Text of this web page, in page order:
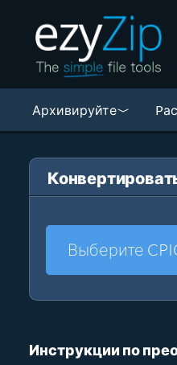
Архивируйте
Выберите
Инструкции по